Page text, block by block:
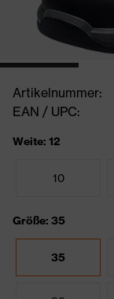
Artikelnummer:
EAN / UPC:
Weite: 12
10
Größe: 35
35